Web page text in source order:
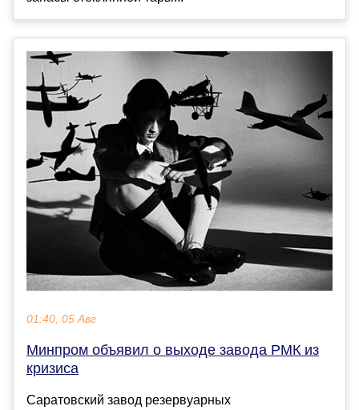
01:40, 05 Авг
Минпром объявил о выходе завода РМК из
кризиса
Саратовский завод резервуарных